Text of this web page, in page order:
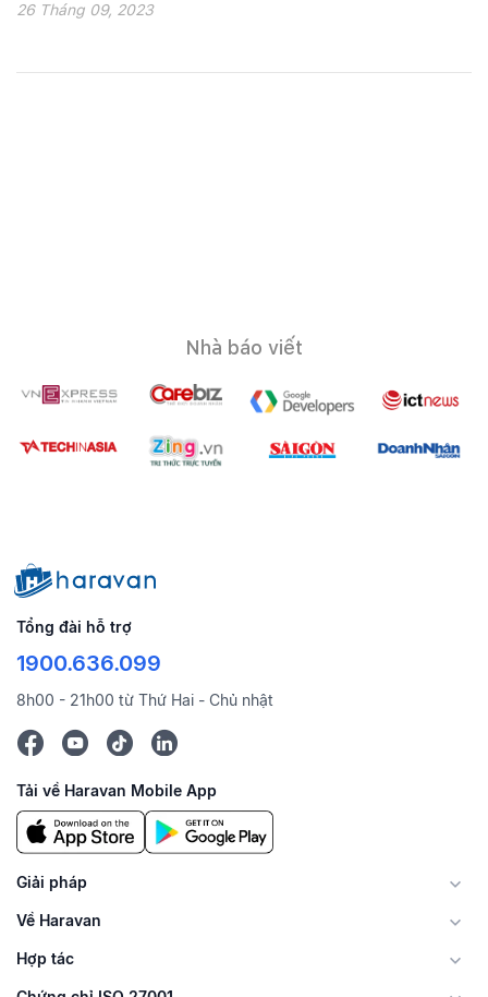
26 Tháng 09, 2023
Nhà báo viết
Tổng đài hỗ trợ
1900.636.099
8h00 - 21h00 từ Thứ Hai - Chủ nhật
Tải về Haravan Mobile App
Giải pháp
Về Haravan
Hợp tác